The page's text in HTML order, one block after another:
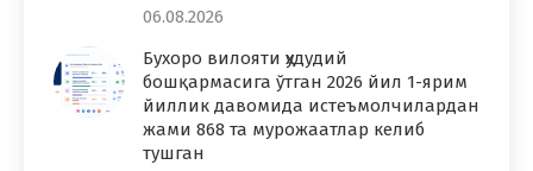
06.08.2026
Бухоро вилояти ҳудудий
бошқармасига ўтган 2026 йил 1-ярим
йиллик давомида истеъмолчилардан
жами 868 та мурожаатлар келиб
тушган